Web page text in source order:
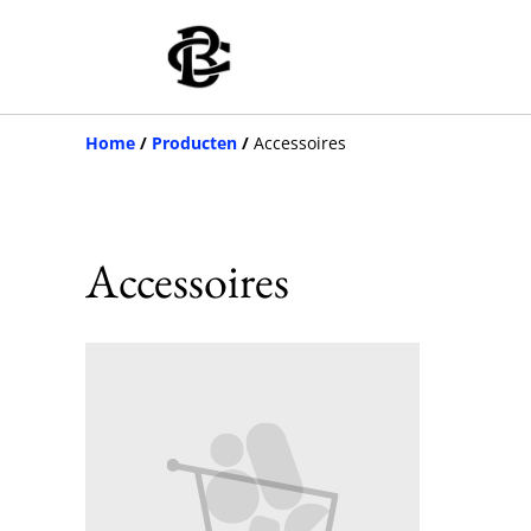
Home / Producten / Accessoires
Accessoires